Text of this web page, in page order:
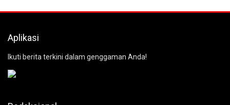
Aplikasi
Ikuti berita terkini dalam genggaman Anda!